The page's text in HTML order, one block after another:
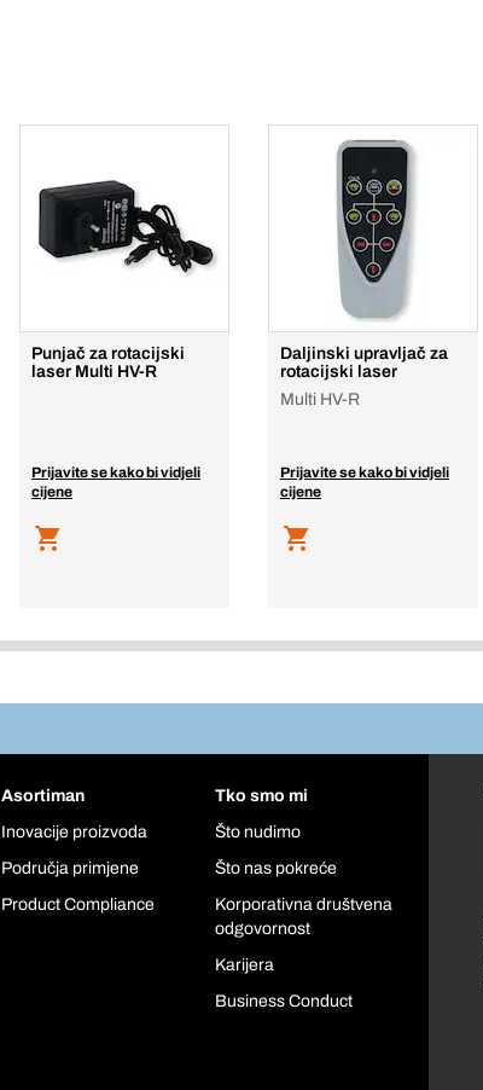
Punjač za rotacijski
laser Multi HV-R
Prijavite se kako bi vidjeli
cijene
Daljinski upravljač za
rotacijski laser
Multi HV-R
Prijavite se kako bi vidjeli
cijene
Asortiman
Inovacije proizvoda
Područja primjene
Product Compliance
Tko smo mi
Što nudimo
Što nas pokreće
Korporativna društvena
odgovornost
Karijera
Business Conduct